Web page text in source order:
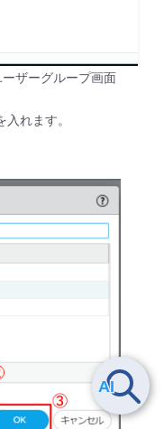
ザーグループ画面
れます。